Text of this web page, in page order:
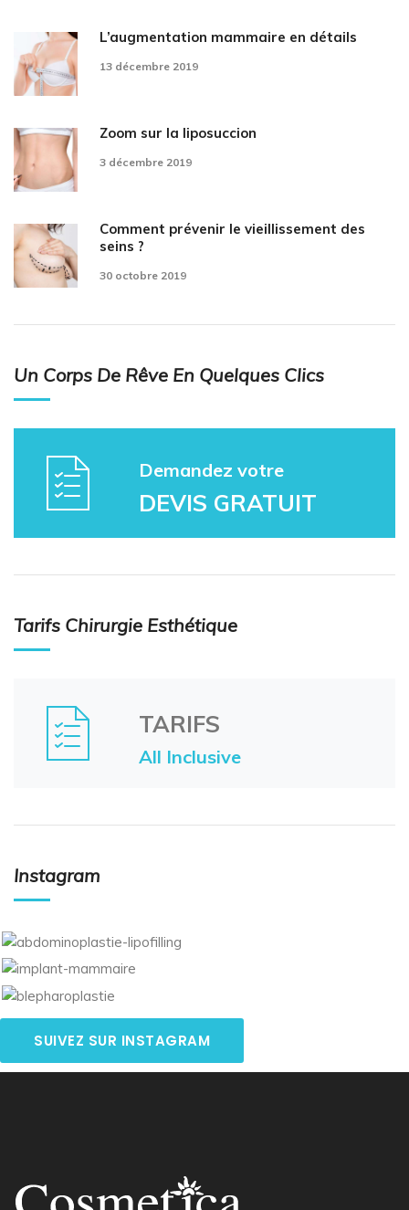
L’augmentation mammaire en détails
13 décembre 2019
Zoom sur la liposuccion
3 décembre 2019
Comment prévenir le vieillissement des
seins ?
30 octobre 2019
Un Corps De Rêve En Quelques Clics
Demandez votre
DEVIS GRATUIT
Tarifs Chirurgie Esthétique
TARIFS
All Inclusive
Instagram
SUIVEZ SUR INSTAGRAM